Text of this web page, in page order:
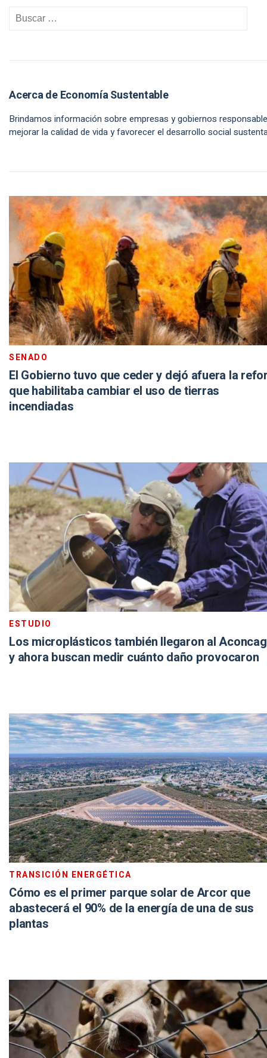
Acerca de Economía Sustentable
Brindamos información sobre empresas y gobiernos
mejorar la calidad de vida y favorecer el desarrollo social
SENADO
El Gobierno tuvo que ceder y dejó afuera la
que habilitaba cambiar el uso de tierras
incendiadas
ESTUDIO
Los microplásticos también llegaron al
y ahora buscan medir cuánto daño provocaron
TRANSICIÓN ENERGÉTICA
Cómo es el primer parque solar de Arcor que
abastecerá el 90% de la energía de una de sus
plantas